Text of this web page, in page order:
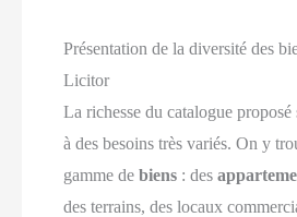
Présentation de la diversité des
Licitor
La richesse du catalogue
à des besoins très variés. On y
gamme debiens : des
des terrains, des locaux